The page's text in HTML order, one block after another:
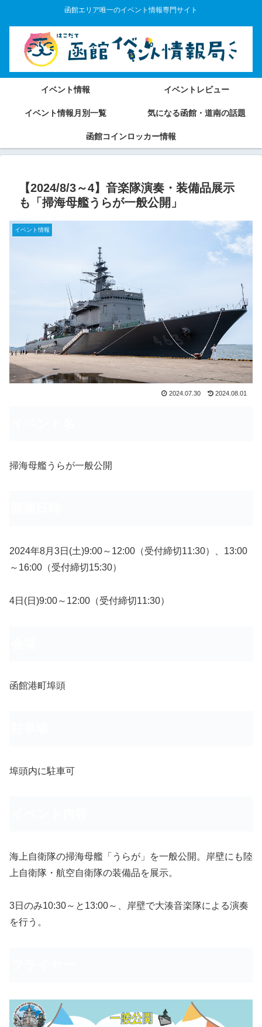
函館エリア唯一のイベント情報専門サイト
イベント情報 イベントレビュー
イベント情報月別一覧 気になる函館・道南の話題
函館コインロッカー情報
【2024/8/3～4】音楽隊演奏・装備品展示
も「掃海母艦うらが一般公開」
イベント情報
2024.07.30 2024.08.01
掃海母艦うらが一般公開
2024年8月3日(土)9:00～12:00（受付締切11:30）、13:00
～16:00（受付締切15:30）
4日(日)9:00～12:00（受付締切11:30）
函館港町埠頭
埠頭内に駐車可
海上自衛隊の掃海母艦「うらが」を一般公開。岸壁にも陸
上自衛隊・航空自衛隊の装備品を展示。
3日のみ10:30～と13:00～、岸壁で大湊音楽隊による演奏
を行う。